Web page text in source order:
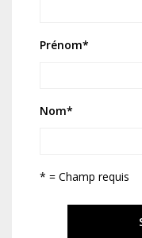
Prénom*
Nom*
* = Champ requis